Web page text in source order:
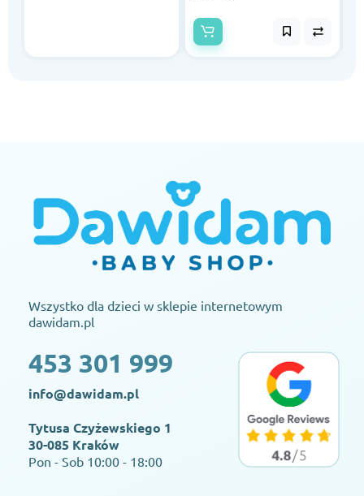
Wszystko dla dzieci w sklepie internetowym
dawidam.pl
453 301 999
info@dawidam.pl
Tytusa Czyżewskiego 1
30-085 Kraków
Pon - Sob 10:00 - 18:00